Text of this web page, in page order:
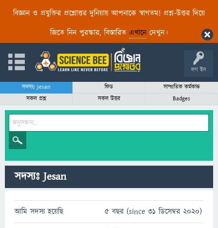
বিজ্ঞান ও প্রযুক্তির প্রশ্নোত্তর দুনিয়ায় আপনাকে স্বাগতম! প্রশ্ন-উত্তর দিয়ে
জিতে নিন পুরস্কার, বিস্তারিত এখানেদেখুন।
লগ ইন
সদস্যঃ Jesan ফিড
সাম্প্রতিক কর্মকান্ড
সকল প্রশ্ন
সকল উত্তর Badges
সদস্যঃ Jesan
আমি সদস্য হয়েছি 5 বছর (since 31 ডিসেম্বর 2020)